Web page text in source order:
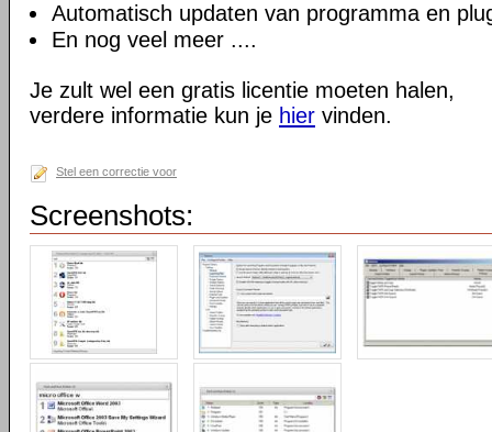
Automatisch updaten van programma en
En nog veel meer ....
Je zult wel een gratis licentie moeten halen,
verdere informatie kun je hier vinden.
Stel een correctie voor
Screenshots: